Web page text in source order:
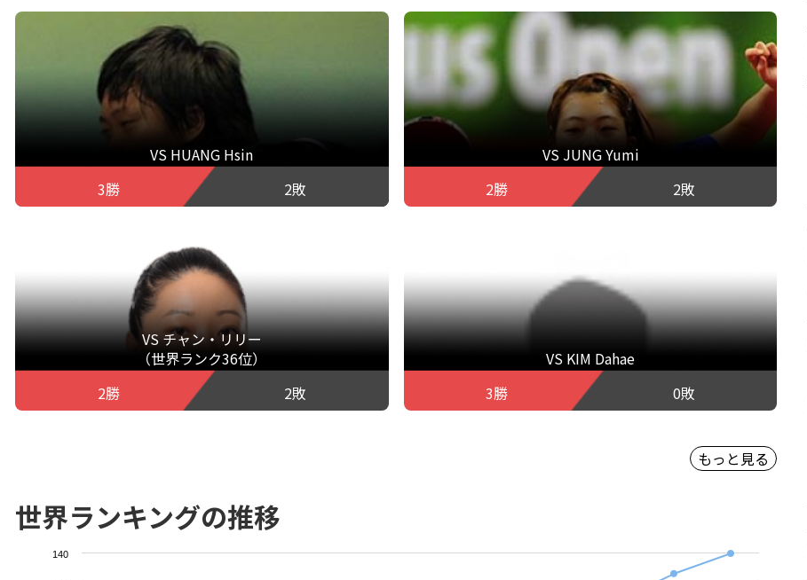
VS HUANG Hsin
3勝
2敗
VS JUNG Yumi
2勝
2敗
VS チャン・リリー
（世界ランク36位）
2勝
2敗
VS KIM Dahae
3勝
0敗
もっと見る
世界ランキングの推移
140